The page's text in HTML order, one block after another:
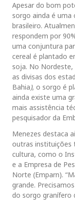
Apesar do bom
sorgo ainda é
brasileiro.
respondem por
uma conjuntura
cereal é plantado
soja. No
as divisas dos
Bahia), o sorgo é
ainda existe uma
mais assistência
pesquisador da
Menezes destaca
outras instituições
cultura, como o
e a Empresa de
Norte (Emparn).
grande.
do sorgo granífero